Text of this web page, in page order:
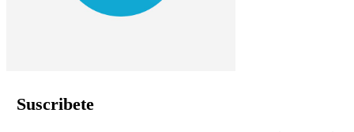
Suscribete